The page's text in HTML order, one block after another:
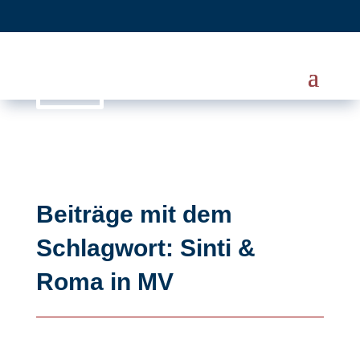
Beiträge mit dem
Schlagwort: Sinti &
Roma in MV